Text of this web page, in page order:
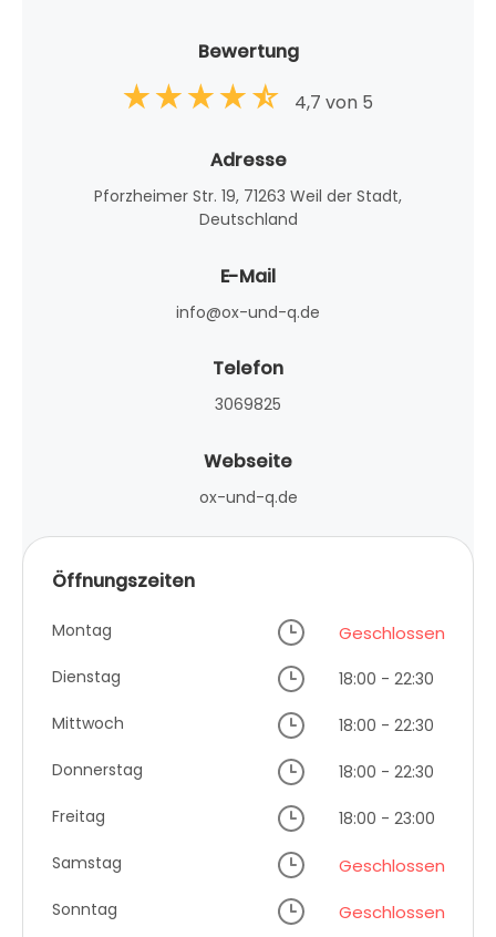
Bewertung
4,7 von 5
Adresse
Pforzheimer Str. 19, 71263 Weil der Stadt,
Deutschland
E-Mail
info@ox-und-q.de
Telefon
3069825
Webseite
ox-und-q.de
Öffnungszeiten
Montag Geschlossen
Dienstag
18:00 - 22:30
Mittwoch
18:00 - 22:30
Donnerstag
18:00 - 22:30
Freitag
18:00 - 23:00
Samstag
Geschlossen
Sonntag Geschlossen